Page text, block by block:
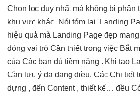
Chọn lọc duy nhất mà không bị phân
khu vực khác. Nói tóm lại, Landing
hiệu quả mà Landing Page đẹp
đóng vai trò Cần thiết trong việc Bắt
của Các bạn đủ tiềm năng . Khi tạo
Cần lưu ý đa dạng điều. Các Chi tiết
dựng , đến Content , thiết kế… đều